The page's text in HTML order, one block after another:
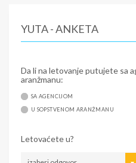
YUTA - ANKETA
Da li na letovanje putujete sa
aranžmanu:
SA AGENCIJOM
U SOPSTVENOM ARANŽMANU
Letovaćete u?